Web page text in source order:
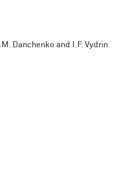
Danchenko and I.F. Vydrin